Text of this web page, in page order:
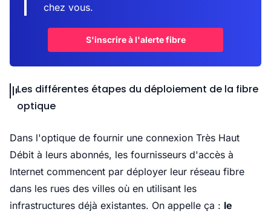
chez vous.
S'inscrire à l'alerte fibre
Les différentes étapes du déploiement de la fibre
optique
Dans l'optique de fournir une connexion Très Haut
Débit à leurs abonnés, les fournisseurs d'accès à
Internet commencent par déployer leur réseau fibre
dans les rues des villes où en utilisant les
infrastructures déjà existantes. On appelle ça : le